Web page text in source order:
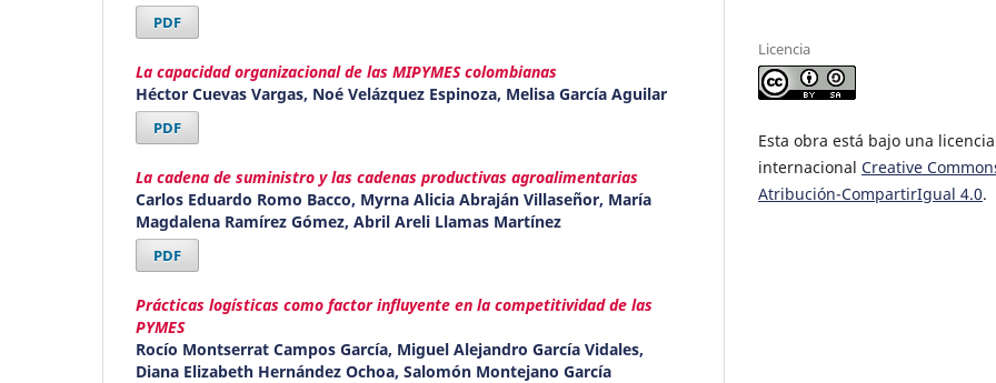
PDF
La capacidad organizacional de las MIPYMES colombianas
Héctor Cuevas Vargas, Noé Velázquez Espinoza, Melisa García Aguilar
PDF
La cadena de suministro y las cadenas productivas agroalimentarias
Carlos Eduardo Romo Bacco, Myrna Alicia Abraján Villaseñor, María
Magdalena Ramírez Gómez, Abril Areli Llamas Martínez
PDF
Prácticas logísticas como factor influyente en la competitividad de las
PYMES
Rocío Montserrat Campos García, Miguel Alejandro García Vidales,
Diana Elizabeth Hernández Ochoa, Salomón Montejano García
Licencia
Esta obra está bajo una licencia
internacional Creative
Atribución-CompartirIgual 4.0.